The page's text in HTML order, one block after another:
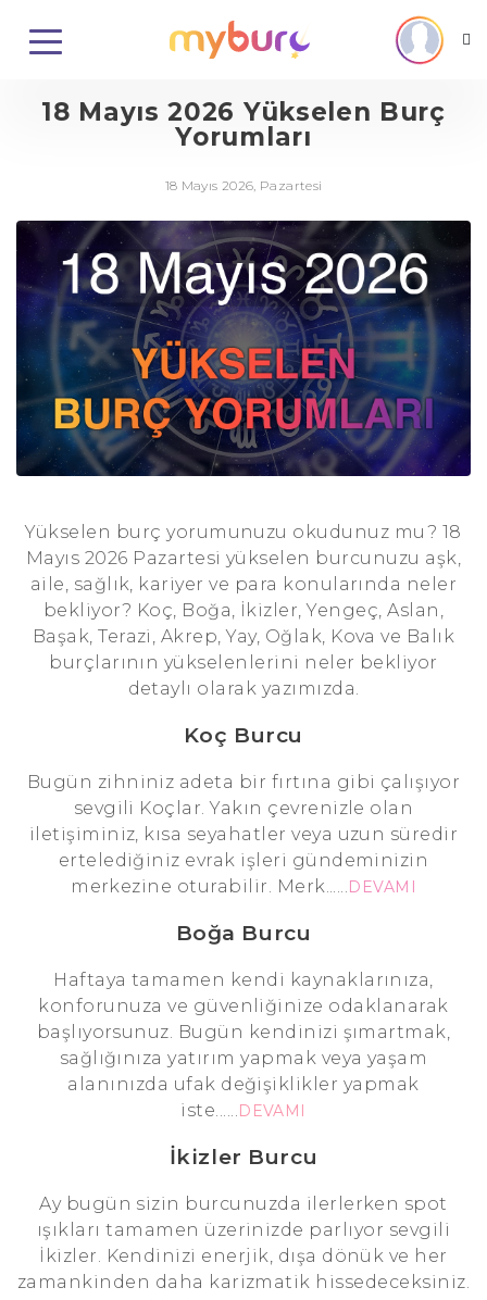
18 Mayıs 2026 Yükselen Burç
Yorumları
18 Mayıs 2026, Pazartesi
Yükselen burç yorumunuzu okudunuz mu? 18
Mayıs 2026 Pazartesi yükselen burcunuzu aşk,
aile, sağlık, kariyer ve para konularında neler
bekliyor? Koç, Boğa, İkizler, Yengeç, Aslan,
Başak, Terazi, Akrep, Yay, Oğlak, Kova ve Balık
burçlarının yükselenlerini neler bekliyor
detaylı olarak yazımızda.
Koç Burcu
Bugün zihniniz adeta bir fırtına gibi çalışıyor
sevgili Koçlar. Yakın çevrenizle olan
iletişiminiz, kısa seyahatler veya uzun süredir
ertelediğiniz evrak işleri gündeminizin
merkezine oturabilir. Merk......DEVAMI
Boğa Burcu
Haftaya tamamen kendi kaynaklarınıza,
konforunuza ve güvenliğinize odaklanarak
başlıyorsunuz. Bugün kendinizi şımartmak,
sağlığınıza yatırım yapmak veya yaşam
alanınızda ufak değişiklikler yapmak
iste......DEVAMI
İkizler Burcu
Ay bugün sizin burcunuzda ilerlerken spot
ışıkları tamamen üzerinizde parlıyor sevgili
İkizler. Kendinizi enerjik, dışa dönük ve her
zamankinden daha karizmatik hissedeceksiniz.